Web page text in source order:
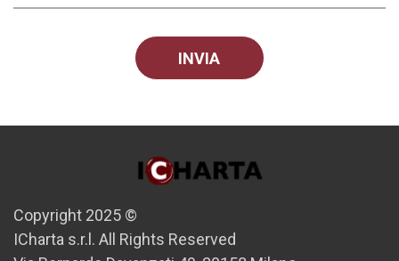
Copyright 2025 ©
ICharta s.r.l. All Rights Reserved